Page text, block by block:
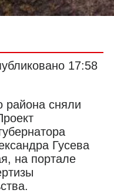
17:58
района сняли
Гусева
на портале